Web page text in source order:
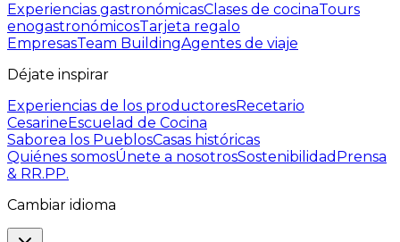
Experiencias gastronómicasClases de cocinaTours
enogastronómicosTarjeta regalo
EmpresasTeam BuildingAgentes de viaje
Déjate inspirar
Experiencias de los productoresRecetario
CesarineEscuelad de Cocina
Saborea los PueblosCasas históricas
Quiénes somosÚnete a nosotrosSostenibilidad Prensa
& RR.PP.
Cambiar idioma